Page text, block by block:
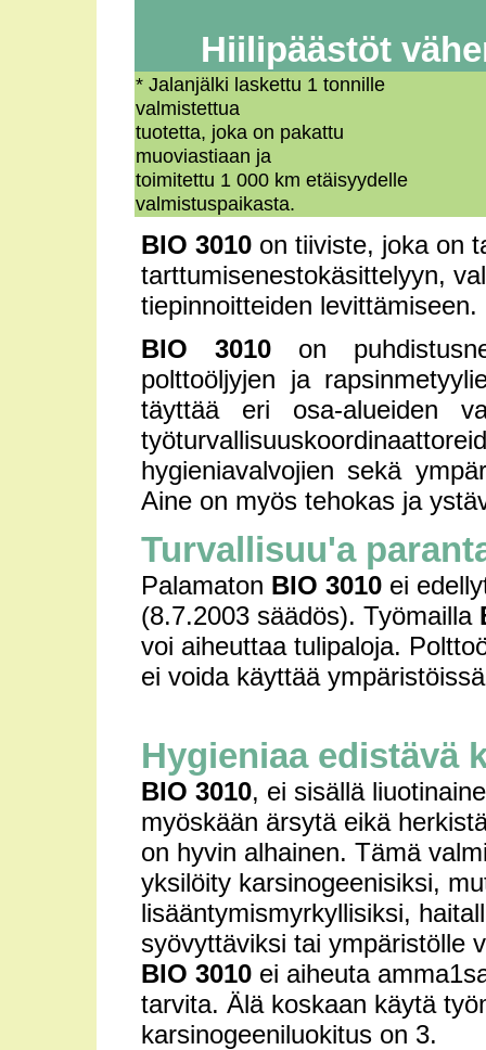
Hiilipäästöt
* Jalanjälki laskettu 1 tonnille
valmistettua
tuotetta, joka on pakattu
muoviastiaan ja
toimitettu 1 000 km etäisyydelle
valmistuspaikasta.
BIO 3010 on tiiviste, joka on
tarttumisenestokäsittelyyn,
tiepinnoitteiden levittämiseen.
BIO 3010 on
polttoöljyjen ja
täyttää eri osa-alueiden
hygieniavalvojien sekä
Aine on myös tehokas ja
Turvallisuu'a
Palamaton BIO 3010 ei
(8.7.2003 säädös). Työmailla
voi aiheuttaa tulipaloja.
ei voida käyttää
Hygieniaa edistävä
BIO 3010, ei sisällä
myöskään ärsytä eikä
on hyvin alhainen. Tämä
yksilöity karsinogeenisiksi,
lisääntymismyrkyllisiksi,
syövyttäviksi tai ympäristölle
BIO 3010 ei aiheuta
tarvita. Älä koskaan käytä
karsinogeeniluokitus on 3.